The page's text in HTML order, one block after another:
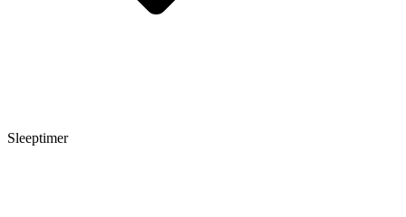
Sleeptimer